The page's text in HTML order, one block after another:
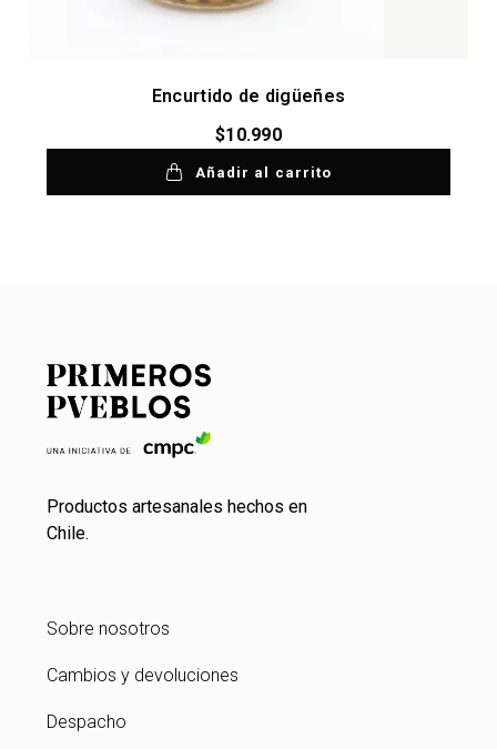
Encurtido de digüeñes
$10.990
Añadir al carrito
Productos artesanales hechos en
Chile.
Sobre nosotros
Cambios y devoluciones
Despacho